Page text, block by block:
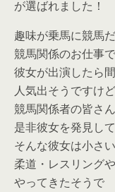
が選ばれました！
趣味が乗馬に競馬
競馬関係のお仕事で
彼女が出演したら
人気出そうですけ
競馬関係者の皆さん
是非彼女を発見し
そんな彼女は小さ
柔道・レスリング
やってきたそうで